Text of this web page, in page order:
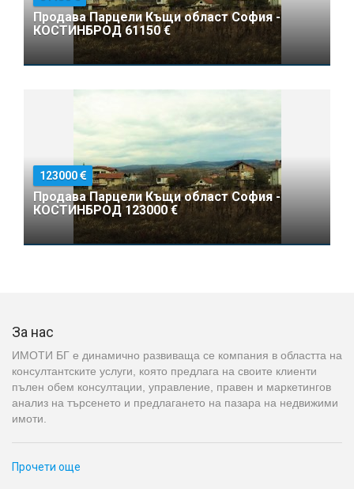
Продава Парцели Къщи област София -
КОСТИНБРОД 61150 €
123000
Продава Парцели Къщи област София -
КОСТИНБРОД 123000 €
За нас
ИМОТИ БГ е динамично развиваща се компания в областта на
консултантските услуги, която предлага на своите клиенти
пълен обем консултации, управление, правен и маркетингов
анализ на търсенето и предлагането на пазара на недвижими
имоти.
Прочети още